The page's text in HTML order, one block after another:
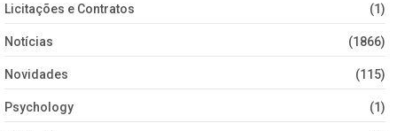
Licitações e Contratos (1)
Notícias (1866)
Novidades (115)
Psychology (1)